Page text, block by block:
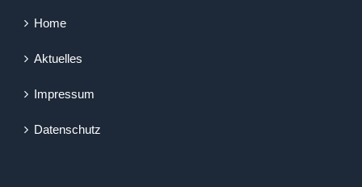
Home
Aktuelles
Impressum
Datenschutz